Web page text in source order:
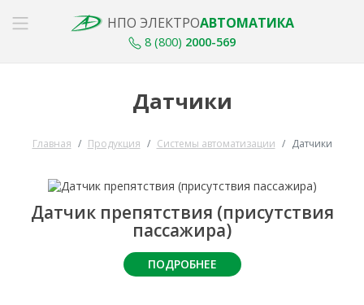
НПО ЭЛЕКТРОАВТОМАТИКА
8 (800) 2000-569
Датчики
Главная Продукция Системы автоматизации Датчики
Датчик препятствия (присутствия
пассажира)
ПОДРОБНЕЕ